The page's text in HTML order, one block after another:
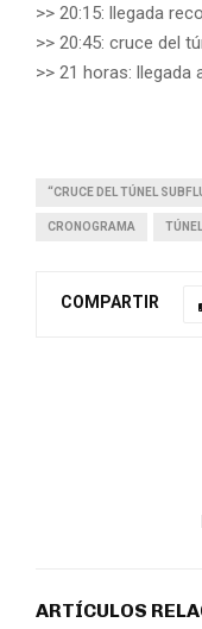
>> 20:15: llegada
>> 20:45: cruce del
>> 21 horas: llegada
“CRUCE DEL TÚNEL
CRONOGRAMA
COMPARTIR
ARTÍCULOS